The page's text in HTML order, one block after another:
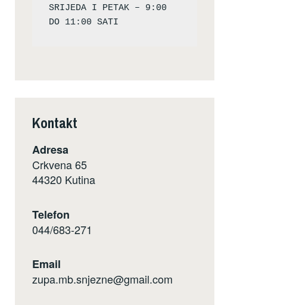
SRIJEDA I PETAK – 9:00
Kontakt
Adresa
Crkvena 65
44320 Kutina
Telefon
044/683-271
Email
zupa.mb.snjezne@gmail.com